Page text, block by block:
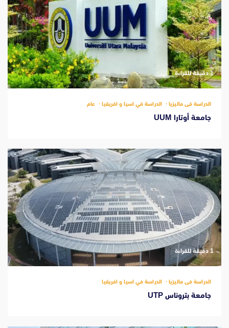
‫1 دقيقة للقراءة
الدراسة فى ماليزيا الدراسة في اسيا و افريقيا عام
جامعة أوتارا UUM
‫1 دقيقة للقراءة
الدراسة فى ماليزيا الدراسة في اسيا و افريقيا
جامعة بتروناس UTP